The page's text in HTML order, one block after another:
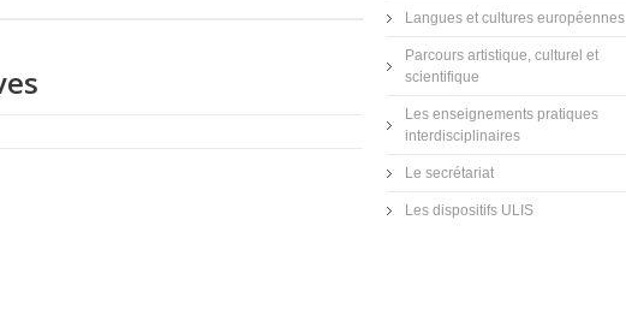
Langues et cultures européennes
Parcours artistique, culturel et
scientifique
Les enseignements pratiques
interdisciplinaires
Le secrétariat
Les dispositifs ULIS